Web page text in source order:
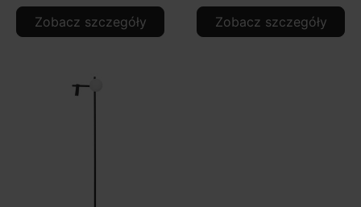
Zobacz szczegóły Zobacz szczegóły